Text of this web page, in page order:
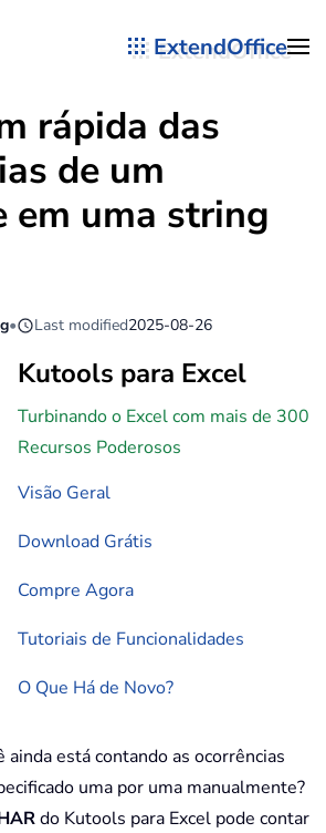
ExtendOffice
rápida das
de um
em uma string
• Last modified2025-08-26
Kutools para Excel
Turbinando o Excel com mais de 300
Recursos Poderosos
Visão Geral
Download Grátis
Compre Agora
Tutoriais de Funcionalidades
O Que Há de Novo?
ainda está contando as ocorrências
uma por uma manualmente?
do Kutools para Excel pode contar